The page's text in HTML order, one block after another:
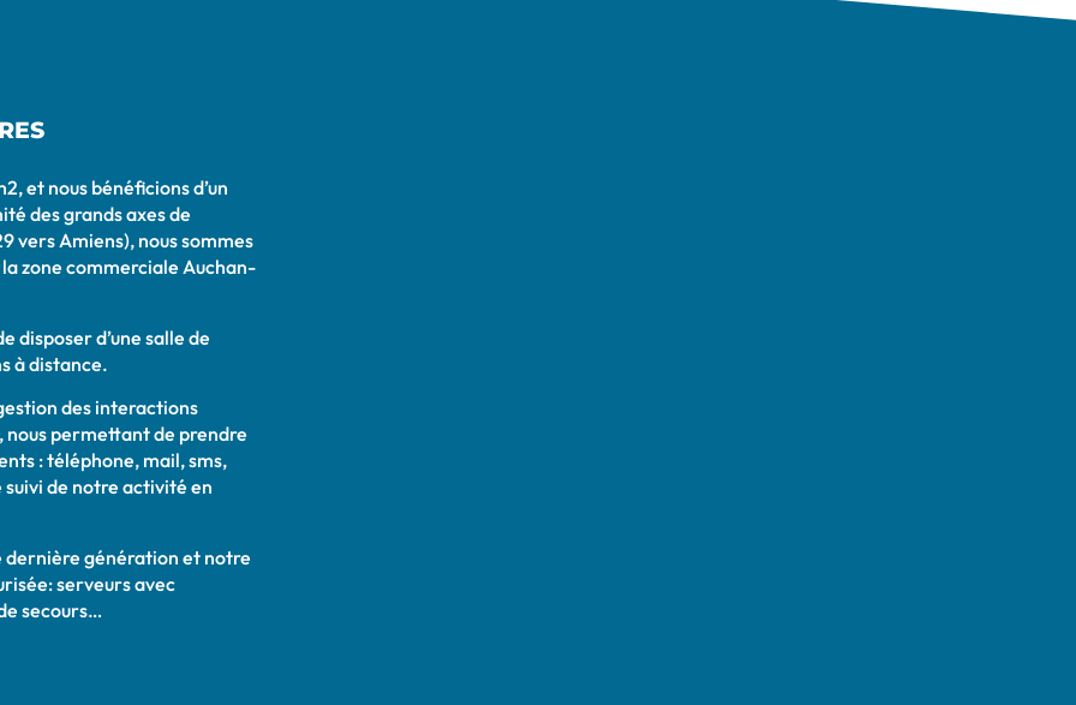
et nous bénéficions d’un
des grands axes de
vers Amiens), nous sommes
zone commerciale Auchan-
disposer d’une salle de
à distance.
des interactions
permettant de prendre
: téléphone, mail, sms,
de notre activité en
dernière génération et notre
serveurs avec
secours…